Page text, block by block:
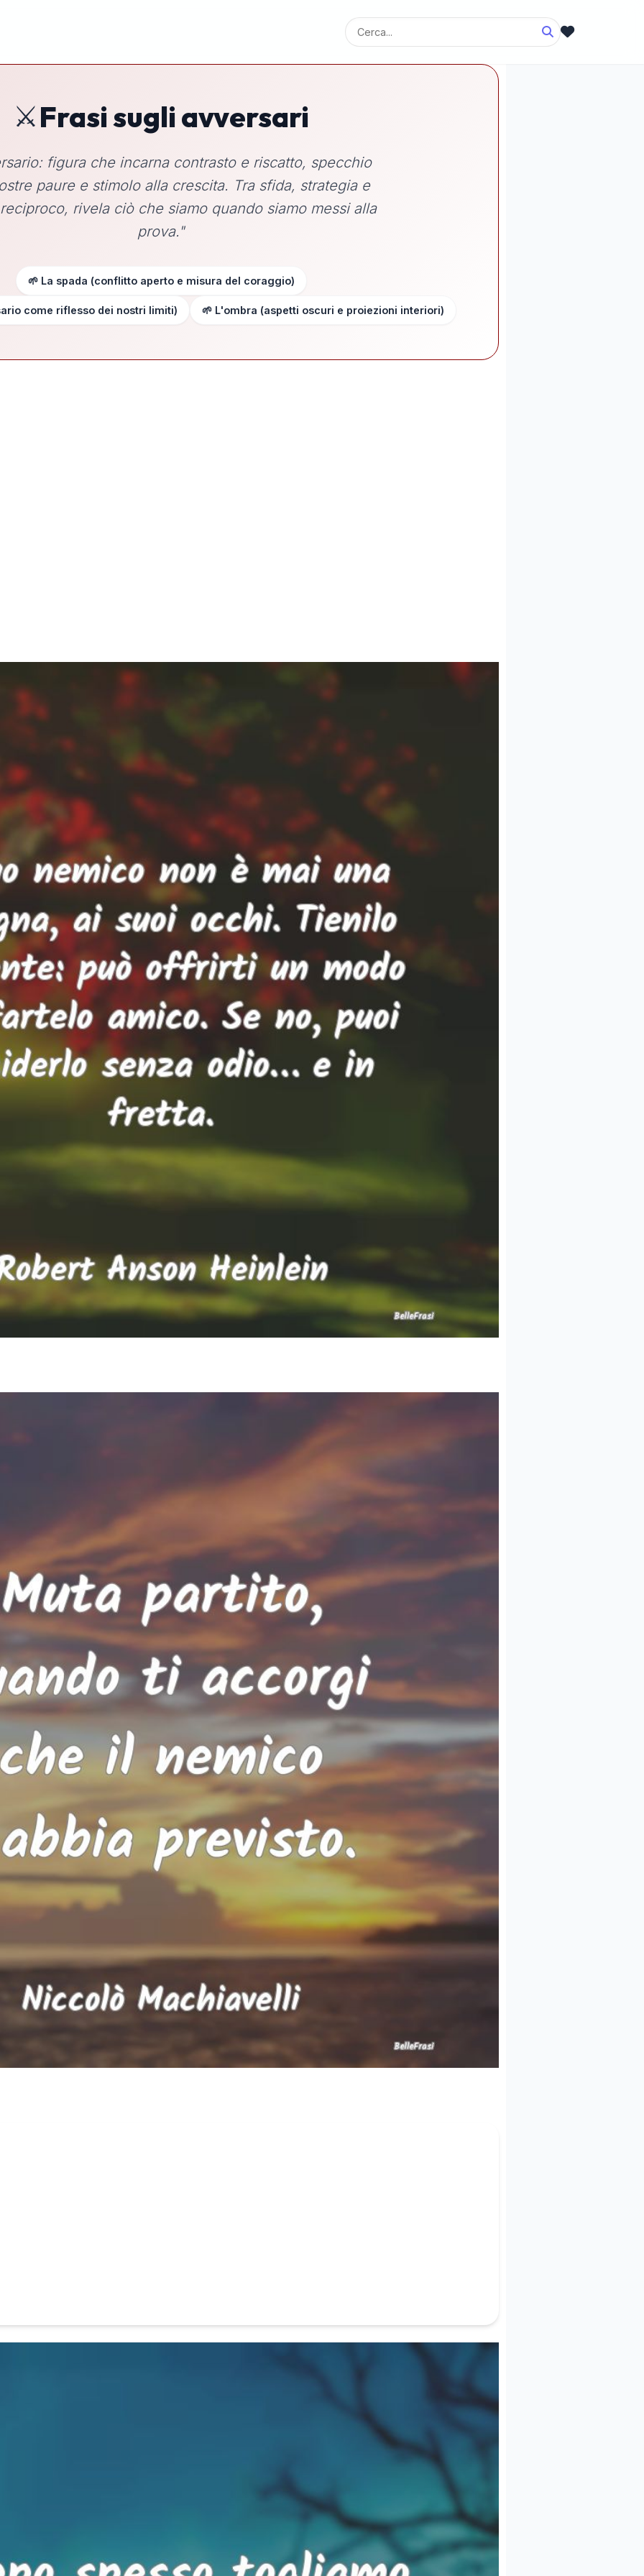
⚔️Frasi sugli avversari
figura che incarna contrasto e riscatto, specchio
paure e stimolo alla crescita. Tra sfida, strategia e
rivela ciò che siamo quando siamo messi alla
prova."
🌱 La spada (conflitto aperto e misura del coraggio)
come riflesso dei nostri limiti) 🌱 L'ombra (aspetti oscuri e proiezioni interiori)